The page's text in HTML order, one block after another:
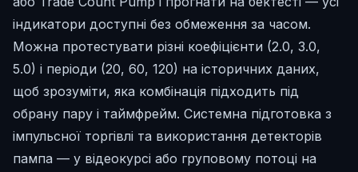
індикатори доступні без обмеження за часом.
Можна протестувати різні коефіцієнти (2.0, 3.0,
5.0) і періоди (20, 60, 120) на історичних даних,
щоб зрозуміти, яка комбінація підходить під
обрану пару і таймфрейм. Системна підготовка з
імпульсної торгівлі та використання детекторів
пампа — у відеокурсі або груповому потоці на